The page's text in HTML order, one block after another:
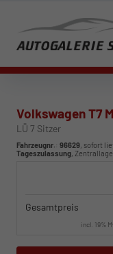
Volkswagen T7
LÜ 7 Sitzer
Fahrzeugnr.: 96629, sofort
Tageszulassung,
Gesamtpreis
incl. 19%